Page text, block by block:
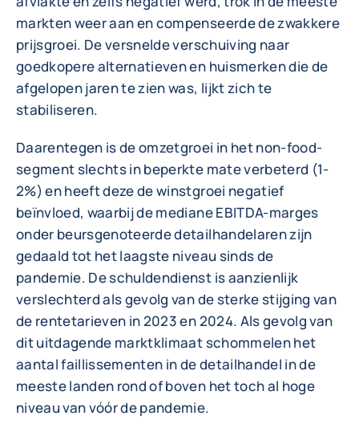
markten weer aan en compenseerde de zwakkere
prijsgroei. De versnelde verschuiving naar
goedkopere alternatieven en huismerken die de
afgelopen jaren te zien was, lijkt zich te
stabiliseren.
Daarentegen is de omzetgroei in het non-food-
segment slechts in beperkte mate verbeterd (1-
2%) en heeft deze de winstgroei negatief
beïnvloed, waarbij de mediane EBITDA-marges
onder beursgenoteerde detailhandelaren zijn
gedaald tot het laagste niveau sinds de
pandemie. De schuldendienst is aanzienlijk
verslechterd als gevolg van de sterke stijging van
de rentetarieven in 2023 en 2024. Als gevolg van
dit uitdagende marktklimaat schommelen het
aantal faillissementen in de detailhandel in de
meeste landen rond of boven het toch al hoge
niveau van vóór de pandemie.